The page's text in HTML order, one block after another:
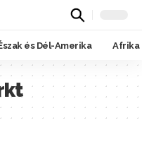
és Dél-Amerika Afrika